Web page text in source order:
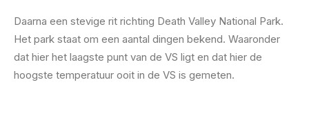
Daarna een stevige rit richting Death Valley National Park.
Het park staat om een aantal dingen bekend. Waaronder
dat hier het laagste punt van de VS ligt en dat hier de
hoogste temperatuur ooit in de VS is gemeten.